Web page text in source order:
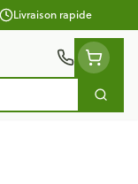
Livraison rapide